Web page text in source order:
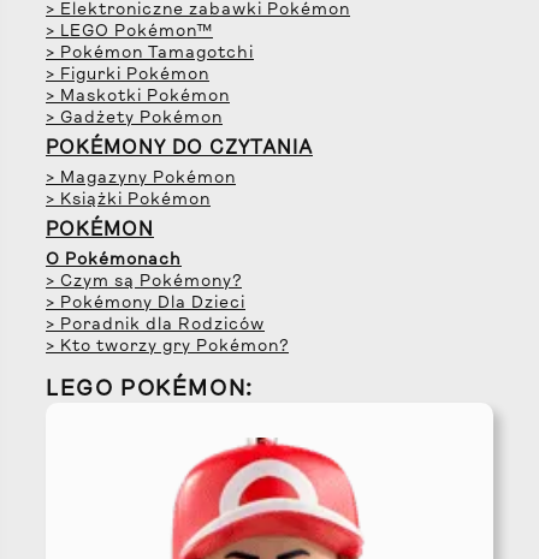
> Elektroniczne zabawki Pokémon
> LEGO Pokémon™
> Pokémon Tamagotchi
> Figurki Pokémon
> Maskotki Pokémon
> Gadżety Pokémon
POKÉMONY DO CZYTANIA
> Magazyny Pokémon
> Książki Pokémon
POKÉMON
O Pokémonach
> Czym są Pokémony?
> Pokémony Dla Dzieci
> Poradnik dla Rodziców
> Kto tworzy gry Pokémon?
LEGO POKÉMON: